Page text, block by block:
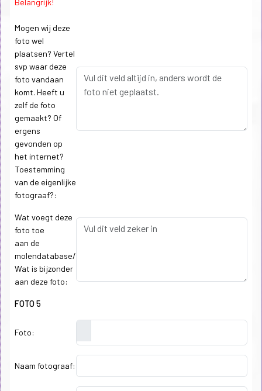
Mogen wij deze
foto wel
plaatsen? Vertel
svp waar deze
foto vandaan
komt. Heeft u
zelf de foto
gemaakt? Of
ergens
gevonden op
het internet?
Toestemming
van de eigenlijke
fotograaf?:
Wat voegt deze
foto toe
aan de
molendatabase/
Wat is bijzonder
aan deze foto:
FOTO 5
Foto:
Naam fotograaf: